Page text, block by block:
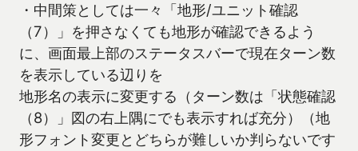
・中間策としては一々「地形/ユニット確認
（7）」を押さなくても地形が確認できるよう
に、画面最上部のステータスバーで現在ターン数
を表示している辺りを
地形名の表示に変更する（ターン数は「状態確認
（8）」図の右上隅にでも表示すれば充分）（地
形フォント変更とどちらが難しいか判らないです